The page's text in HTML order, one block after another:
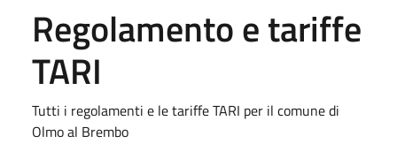
Regolamento e tariffe
TARI
Tutti i regolamenti e le tariffe TARI per il comune di
Olmo al Brembo